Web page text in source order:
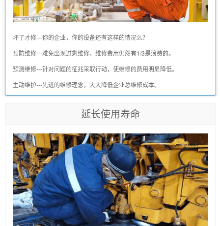
坏了才修---你的企业，你的设备还有这样的情况么？
预防维修---难免出现过剩维修，维修费用仍然有1/3是浪费的。
预测维修---针对问题的征兆采取行动，使维修的费用明显降低。
主动维护---先进的维修理念，大大降低企业总维修成本。
延长使用寿命